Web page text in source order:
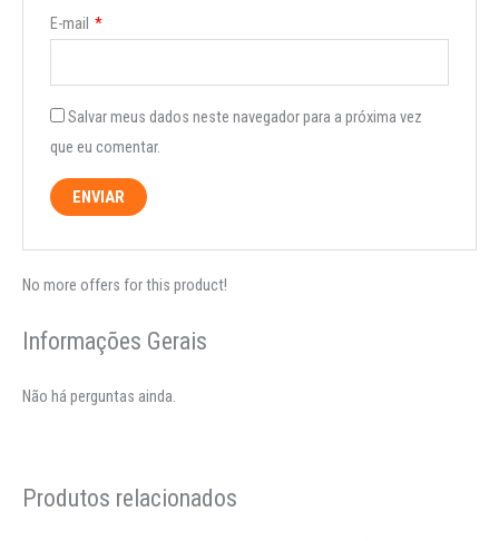
E-mail *
Salvar meus dados neste navegador para a próxima vez
que eu comentar.
No more offers for this product!
Informações Gerais
Não há perguntas ainda.
Produtos relacionados